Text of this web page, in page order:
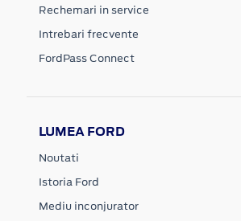
Rechemari in service
Intrebari frecvente
FordPass Connect
LUMEA FORD
Noutati
Istoria Ford
Mediu inconjurator